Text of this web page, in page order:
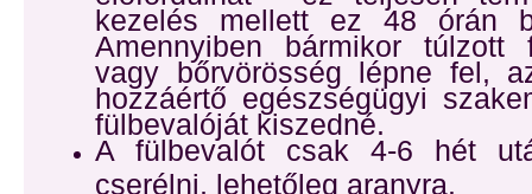
kezelés mellett ez 48 órán
Amennyiben bármikor túlzott
vagy bőrvörösség lépne fel,
hozzáértő egészségügyi
fülbevalóját kiszedné.
A fülbevalót csak 4-6 hét
cserélni, lehetőleg aranyra.